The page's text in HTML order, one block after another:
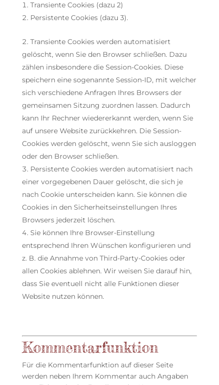
Transiente Cookies (dazu 2)
Persistente Cookies (dazu 3).
Transiente Cookies werden automatisiert
gelöscht, wenn Sie den Browser schließen. Dazu
zählen insbesondere die Session-Cookies. Diese
speichern eine sogenannte Session-ID, mit welcher
sich verschiedene Anfragen Ihres Browsers der
gemeinsamen Sitzung zuordnen lassen. Dadurch
kann Ihr Rechner wiedererkannt werden, wenn Sie
auf unsere Website zurückkehren. Die Session-
Cookies werden gelöscht, wenn Sie sich ausloggen
oder den Browser schließen.
Persistente Cookies werden automatisiert nach
einer vorgegebenen Dauer gelöscht, die sich je
nach Cookie unterscheiden kann. Sie können die
Cookies in den Sicherheitseinstellungen Ihres
Browsers jederzeit löschen.
Sie können Ihre Browser-Einstellung
entsprechend Ihren Wünschen konfigurieren und
z. B. die Annahme von Third-Party-Cookies oder
allen Cookies ablehnen. Wir weisen Sie darauf hin,
dass Sie eventuell nicht alle Funktionen dieser
Website nutzen können.
Kommentarfunktion
Für die Kommentarfunktion auf dieser Seite
werden neben Ihrem Kommentar auch Angaben